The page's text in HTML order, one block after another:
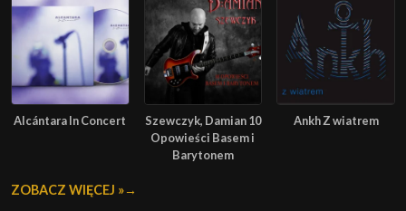
Alcántara In Concert
Szewczyk, Damian 10
Opowieści Basem i
Barytonem
Ankh Z wiatrem
ZOBACZ WIĘCEJ »